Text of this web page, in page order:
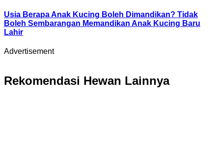
Usia Berapa Anak Kucing Boleh Dimandikan? Tidak
Boleh Sembarangan Memandikan Anak Kucing Baru
Lahir
Advertisement
Rekomendasi Hewan Lainnya